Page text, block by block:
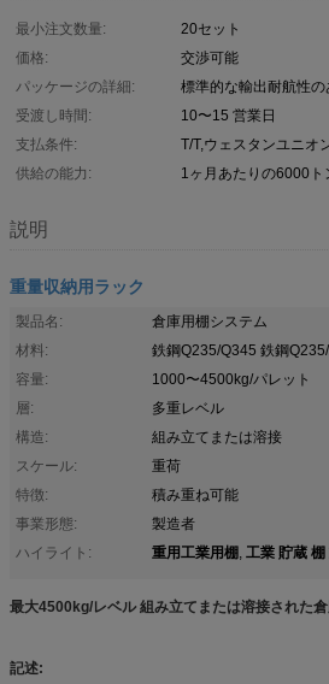
最小注文数量:
20セット
価格:
交渉可能
パッケージの詳細:
標準的な輸出耐航性
受渡し時間:
10〜15 営業日
支払条件:
T/T,ウェスタンユニオ
供給の能力:
1ヶ月あたりの6000ト
説明
重量収納用ラック
製品名:
倉庫用棚システム
材料:
鉄鋼Q235/Q345 鉄鋼
容量:
1000〜4500kg/パレット
層:
多重レベル
構造:
組み立てまたは溶接
スケール:
重荷
特徴:
積み重ね可能
事業形態:
製造者
ハイライト:
重用工業用棚, 工業 貯蔵
最大4500kg/レベル 組み立てまたは溶接された
記述: